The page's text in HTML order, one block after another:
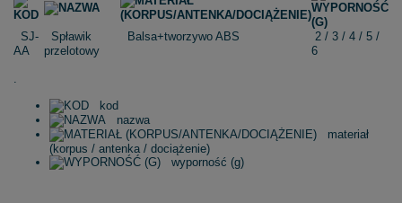
SJ-
AA
Spławik
przelotowy
Balsa+tworzywo ABS
2 / 3 / 4 / 5 /
6
.
kod
nazwa
materiał
(korpus / antenka / dociążenie)
wyporność (g)